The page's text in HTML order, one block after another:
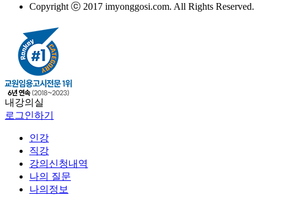
Copyright ⓒ 2017 imyonggosi.com. All Rights Reserved.
내강의실
로그인하기
인강
직강
강의신청내역
나의 질문
나의정보